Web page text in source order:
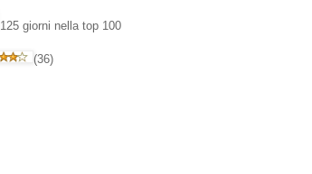
125 giorni nella top 100
(36)